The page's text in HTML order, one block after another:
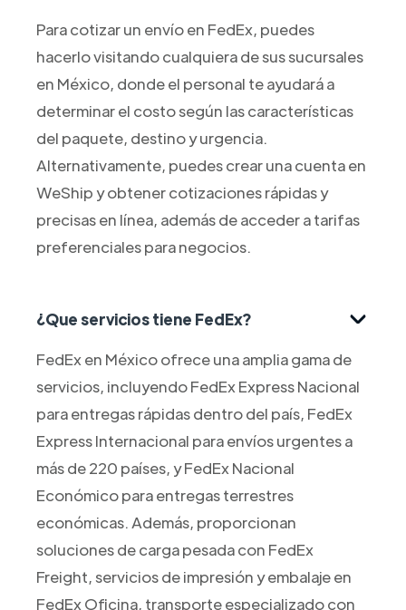
Para cotizar un envío en FedEx, puedes
hacerlo visitando cualquiera de sus sucursales
en México, donde el personal te ayudará a
determinar el costo según las características
del paquete, destino y urgencia.
Alternativamente, puedes crear una cuenta en
WeShip y obtener cotizaciones rápidas y
precisas en línea, además de acceder a tarifas
preferenciales para negocios.
¿Que servicios tiene FedEx?
FedEx en México ofrece una amplia gama de
servicios, incluyendo FedEx Express Nacional
para entregas rápidas dentro del país, FedEx
Express Internacional para envíos urgentes a
más de 220 países, y FedEx Nacional
Económico para entregas terrestres
económicas. Además, proporcionan
soluciones de carga pesada con FedEx
Freight, servicios de impresión y embalaje en
FedEx Oficina, transporte especializado con